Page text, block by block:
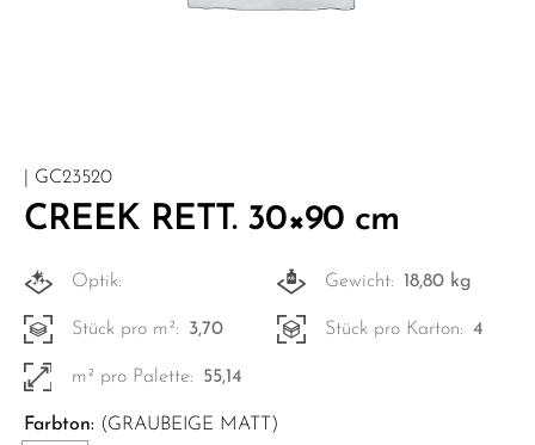
| GC23520
CREEK RETT. 30×90 cm
Optik: Gewicht: 18,80 kg
Stück pro m²: 3,70 Stück pro Karton: 4
m² pro Palette: 55,14
Farbton: (GRAUBEIGE MATT)